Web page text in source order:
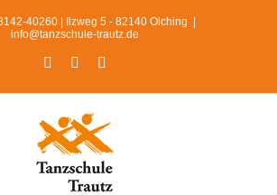
40260 | Ilzweg 5 - 82140 Olching
info@tanzschule-trautz.de
FacebookInstagram